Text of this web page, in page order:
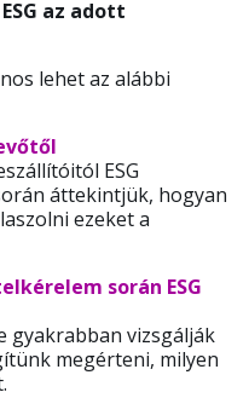
az adott
lehet az alábbi
ESG
áttekintjük, hogyan
ezeket a
során ESG
gyakrabban vizsgálják
megérteni, milyen